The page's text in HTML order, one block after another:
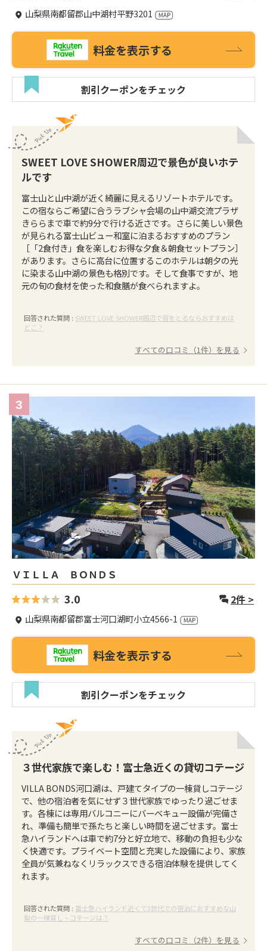
山梨県南都留郡山中湖村平野3201
料金を表示する
割引クーポンをチェック
SWEET LOVE SHOWER周辺で景色が良いホテ
ルです
富士山と山中湖が近く綺麗に見えるリゾートホテルです。
この宿ならご希望に合うラブシャ会場の山中湖交流プラザ
きららまで車で約9分で行ける近さです。さらに美しい景色
が見られる富士山ビュー和室に泊まるおすすめのプラン
［「2食付き」食を楽しむお得な夕食＆朝食セットプラン］
があります。さらに高台に位置するこのホテルは朝夕の光
に染まる山中湖の景色も格別です。そして食事ですが、地
元の旬の食材を使った和食膳が食べられますよ。
回答された質問 : SWEET LOVE SHOWER周辺で宿をとるならおすすめは
どこ？
すべての口コミ（1件）を見る
3
ＶＩＬＬＡ ＢＯＮＤＳ
3.0 2件 >
山梨県南都留郡富士河口湖町小立4566-1
料金を表示する
割引クーポンをチェック
３世代家族で楽しむ！富士急近くの貸切コテージ
VILLA BONDS河口湖は、戸建てタイプの一棟貸しコテージ
で、他の宿泊者を気にせず３世代家族でゆったり過ごせま
す。各棟には専用バルコニーにバーベキュー設備が完備さ
れ、準備も簡単で孫たちと楽しい時間を過ごせます。富士
急ハイランドへは車で約7分と好立地で、移動の負担も少な
く快適です。プライベート空間と充実した設備により、家族
全員が気兼ねなくリラックスできる宿泊体験を提供してく
れます。
回答された質問 : 富士急ハイランド近くで3世代での宿泊におすすめな山
梨の一棟貸し・コテージは？
すべての口コミ（2件）を見る